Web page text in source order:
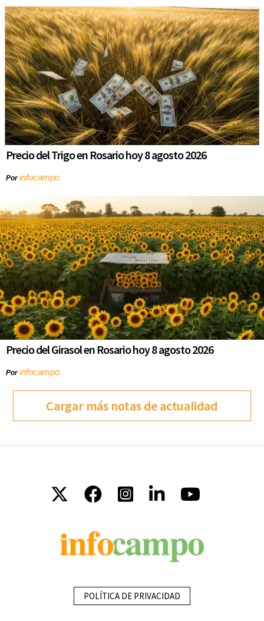
Precio del Trigo en Rosario hoy 8 agosto 2026
Porinfocampo
Precio del Girasol en Rosario hoy 8 agosto 2026
Porinfocampo
Cargar más notas de actualidad
POLÍTICA DE PRIVACIDAD